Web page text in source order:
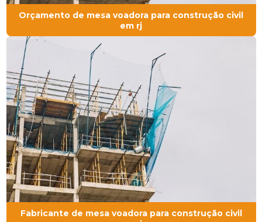
Orçamento de mesa voadora para construção civil
em rj
Fabricante de mesa voadora para construção civil